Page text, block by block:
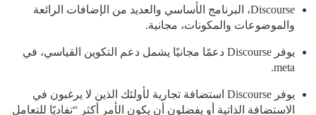
Discourse، البرنامج الأساسي والعديد من الإضافات الرائعة
والموضوعات والمكونات، مجانية.
يوفر Discourse دعمًا مجانيًا يشمل دعم التكوين القياسي، في
meta.
يوفر Discourse استضافة تجارية لأولئك الذين لا يرغبون في
الاستضافة الذاتية أو يفضلون أن يكون الأمر أكثر “تفاديًا للتعامل